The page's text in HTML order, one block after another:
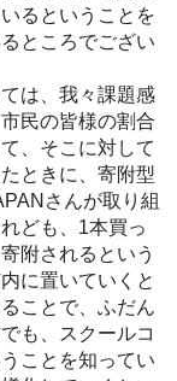
るということを
ところでござい
は、我々課題感
民の皆様の割合
、そこに対して
ときに、寄附型
さんが取り組
ども、1本買っ
附されるという
に置いていくと
ことで、ふだん
も、スクールコ
ことを知ってい